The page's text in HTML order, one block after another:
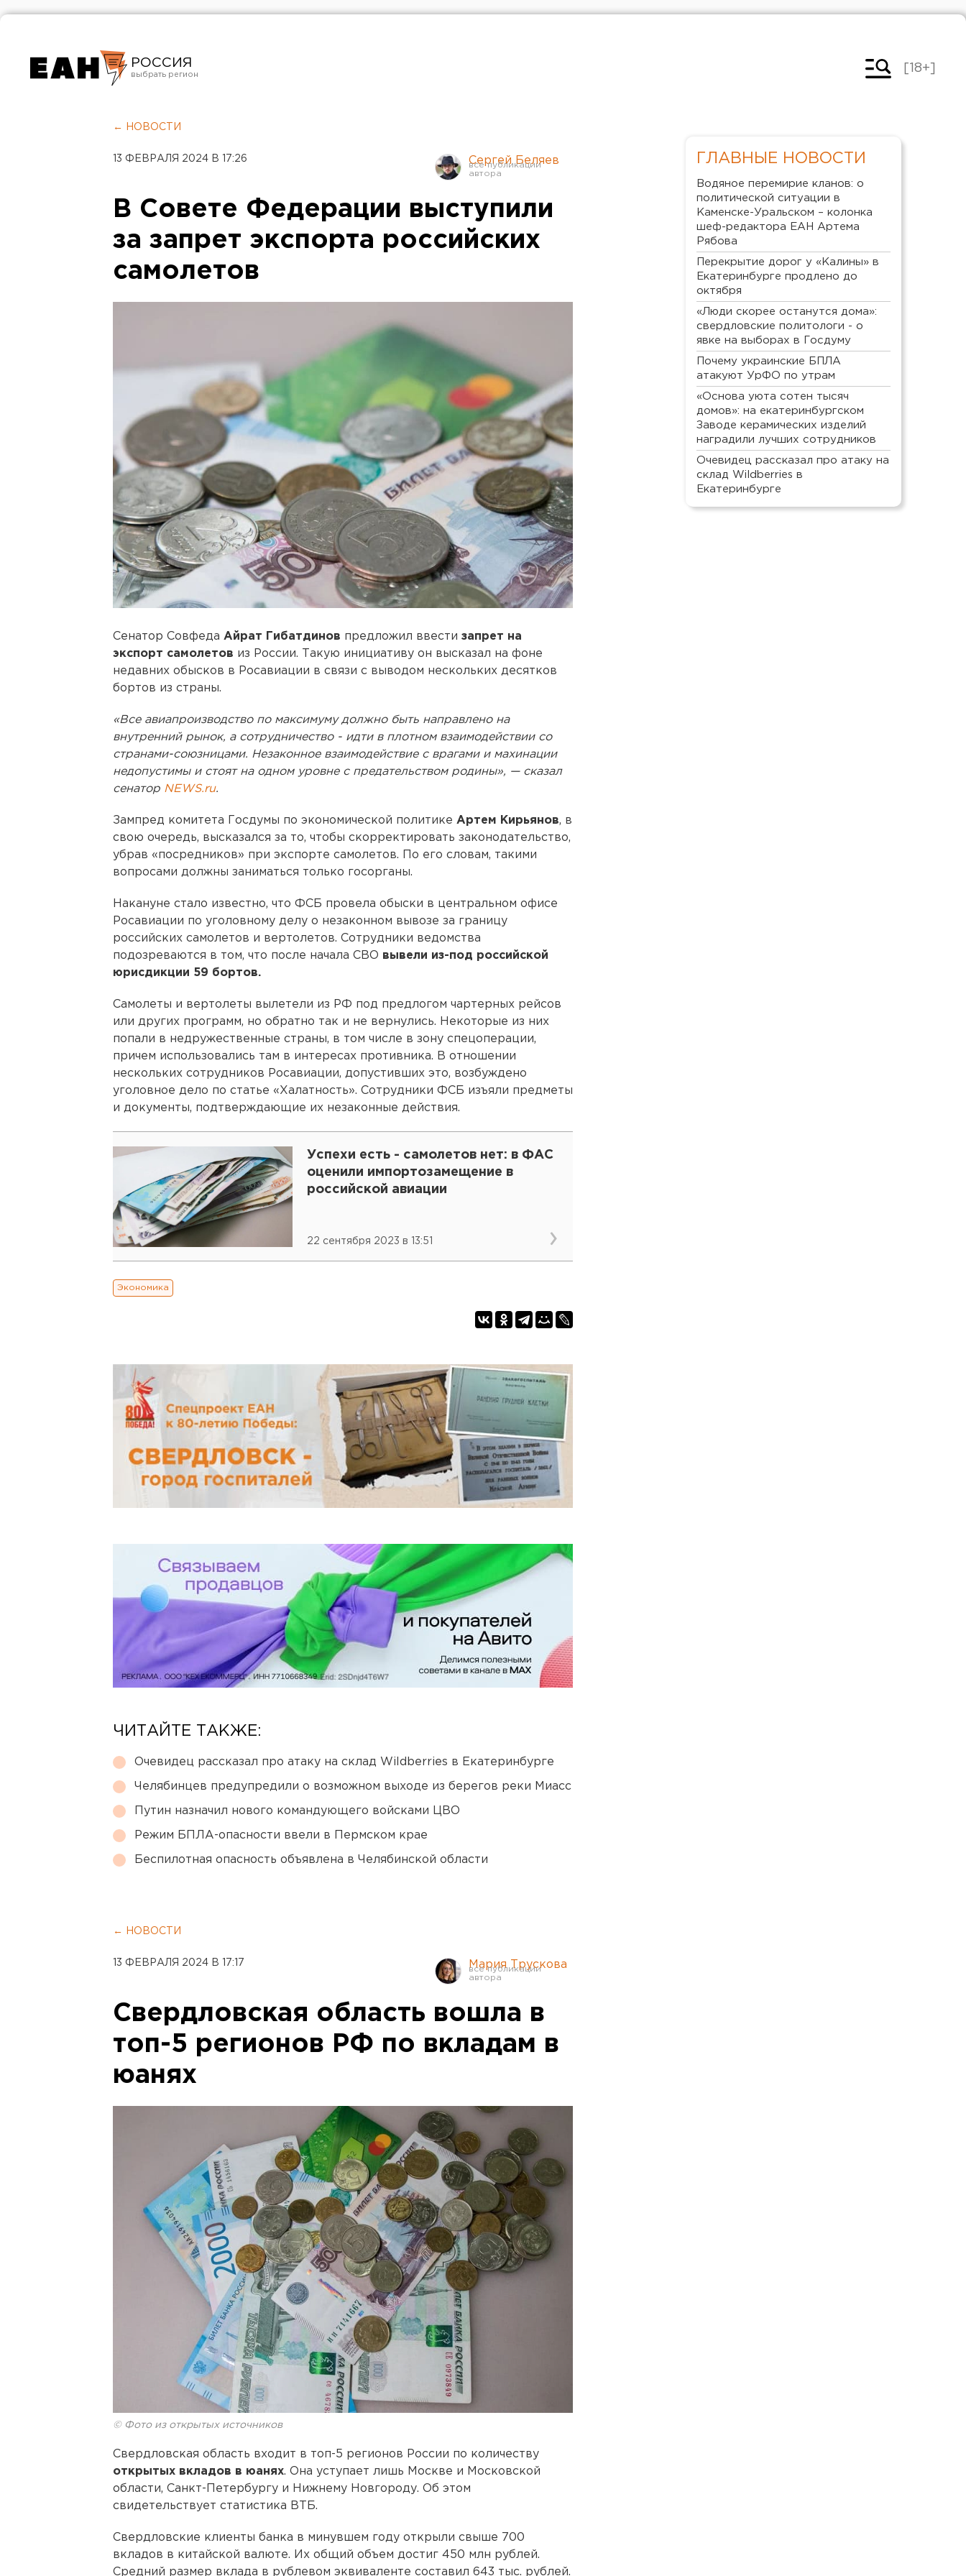
РОССИЯ
Челябинск
[18+]
← НОВОСТИ
13 ФЕВРАЛЯ 2024 В 17:26 Сергей Беляев
В Совете Федерации выступили
за запрет экспорта российских
самолетов
Сенатор Совфеда Айрат Гибатдинов предложил ввести запрет на
экспорт самолетов из России. Такую инициативу он высказал на фоне
недавних обысков в Росавиации в связи с выводом нескольких десятков
бортов из страны.
«Все авиапроизводство по максимуму должно быть направлено на
внутренний рынок, а сотрудничество - идти в плотном взаимодействии со
странами-союзницами. Незаконное взаимодействие с врагами и махинации
недопустимы и стоят на одном уровне с предательством родины», — сказал
сенатор NEWS.ru.
Зампред комитета Госдумы по экономической политике Артем Кирьянов, в
свою очередь, высказался за то, чтобы скорректировать законодательство,
убрав «посредников» при экспорте самолетов. По его словам, такими
вопросами должны заниматься только госорганы.
Накануне стало известно, что ФСБ провела обыски в центральном офисе
Росавиации по уголовному делу о незаконном вывозе за границу
российских самолетов и вертолетов. Сотрудники ведомства
подозреваются в том, что после начала СВО вывели из-под российской
юрисдикции 59 бортов.
Самолеты и вертолеты вылетели из РФ под предлогом чартерных рейсов
или других программ, но обратно так и не вернулись. Некоторые из них
попали в недружественные страны, в том числе в зону спецоперации,
причем использовались там в интересах противника. В отношении
нескольких сотрудников Росавиации, допустивших это, возбуждено
уголовное дело по статье «Халатность». Сотрудники ФСБ изъяли предметы
и документы, подтверждающие их незаконные действия.
Успехи есть - самолетов нет: в ФАС
оценили импортозамещение в
российской авиации
22 сентября 2023 в 13:51
Экономика
ЧИТАЙТЕ ТАКЖЕ:
Очевидец рассказал про атаку на склад Wildberries в Екатеринбурге
Челябинцев предупредили о возможном выходе из берегов реки Миасс
Путин назначил нового командующего войсками ЦВО
Режим БПЛА-опасности ввели в Пермском крае
Беспилотная опасность объявлена в Челябинской области
← НОВОСТИ
13 ФЕВРАЛЯ 2024 В 17:17 Мария Трускова
Свердловская область вошла в
топ-5 регионов РФ по вкладам в
юанях
© Фото из открытых источников
Свердловская область входит в топ-5 регионов России по количеству
открытых вкладов в юанях. Она уступает лишь Москве и Московской
области, Санкт-Петербургу и Нижнему Новгороду. Об этом
свидетельствует статистика ВТБ.
Свердловские клиенты банка в минувшем году открыли свыше 700
вкладов в китайской валюте. Их общий объем достиг 450 млн рублей.
Средний размер вклада в рублевом эквиваленте составил 643 тыс. рублей.
ГЛАВНЫЕ НОВОСТИ
Водяное перемирие кланов: о
политической ситуации в
Каменске-Уральском – колонка
шеф-редактора ЕАН Артема
Рябова
Перекрытие дорог у «Калины» в
Екатеринбурге продлено до
октября
«Люди скорее останутся дома»:
свердловские политологи - о
явке на выборах в Госдуму
Почему украинские БПЛА
атакуют УрФО по утрам
«Основа уюта сотен тысяч
домов»: на екатеринбургском
Заводе керамических изделий
наградили лучших сотрудников
Очевидец рассказал про атаку на
склад Wildberries в
Екатеринбурге